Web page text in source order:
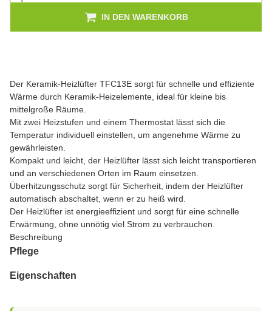
IN DEN WARENKORB
Der Keramik-Heizlüfter TFC13E sorgt für schnelle und effiziente
Wärme durch Keramik-Heizelemente, ideal für kleine bis
mittelgroße Räume.
Mit zwei Heizstufen und einem Thermostat lässt sich die
Temperatur individuell einstellen, um angenehme Wärme zu
gewährleisten.
Kompakt und leicht, der Heizlüfter lässt sich leicht transportieren
und an verschiedenen Orten im Raum einsetzen.
Überhitzungsschutz sorgt für Sicherheit, indem der Heizlüfter
automatisch abschaltet, wenn er zu heiß wird.
Der Heizlüfter ist energieeffizient und sorgt für eine schnelle
Erwärmung, ohne unnötig viel Strom zu verbrauchen.
Beschreibung
Pflege
Eigenschaften